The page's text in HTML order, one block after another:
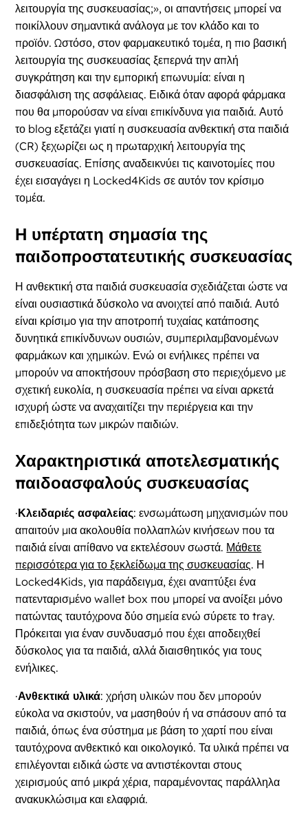
λειτουργία της συσκευασίας;», οι απαντήσεις μπορεί να
ποικίλλουν σημαντικά ανάλογα με τον κλάδο και το
προϊόν. Ωστόσο, στον φαρμακευτικό τομέα, η πιο βασική
λειτουργία της συσκευασίας ξεπερνά την απλή
συγκράτηση και την εμπορική επωνυμία: είναι η
διασφάλιση της ασφάλειας. Ειδικά όταν αφορά φάρμακα
που θα μπορούσαν να είναι επικίνδυνα για παιδιά. Αυτό
το blog εξετάζει γιατί η συσκευασία ανθεκτική στα παιδιά
(CR) ξεχωρίζει ως η πρωταρχική λειτουργία της
συσκευασίας. Επίσης αναδεικνύει τις καινοτομίες που
έχει εισαγάγει η Locked4Kids σε αυτόν τον κρίσιμο
τομέα.
Η υπέρτατη σημασία της
παιδοπροστατευτικής συσκευασίας
Η ανθεκτική στα παιδιά συσκευασία σχεδιάζεται ώστε να
είναι ουσιαστικά δύσκολο να ανοιχτεί από παιδιά. Αυτό
είναι κρίσιμο για την αποτροπή τυχαίας κατάποσης
δυνητικά επικίνδυνων ουσιών, συμπεριλαμβανομένων
φαρμάκων και χημικών. Ενώ οι ενήλικες πρέπει να
μπορούν να αποκτήσουν πρόσβαση στο περιεχόμενο με
σχετική ευκολία, η συσκευασία πρέπει να είναι αρκετά
ισχυρή ώστε να αναχαιτίζει την περιέργεια και την
επιδεξιότητα των μικρών παιδιών.
Χαρακτηριστικά αποτελεσματικής
παιδοασφαλούς συσκευασίας
·Κλειδαριές ασφαλείας: ενσωμάτωση μηχανισμών που
απαιτούν μια ακολουθία πολλαπλών κινήσεων που τα
παιδιά είναι απίθανο να εκτελέσουν σωστά. Μάθετε
περισσότερα για το ξεκλείδωμα της συσκευασίας. Η
Locked4Kids, για παράδειγμα, έχει αναπτύξει ένα
πατενταρισμένο wallet box που μπορεί να ανοίξει μόνο
πατώντας ταυτόχρονα δύο σημεία ενώ σύρετε το tray.
Πρόκειται για έναν συνδυασμό που έχει αποδειχθεί
δύσκολος για τα παιδιά, αλλά διαισθητικός για τους
ενήλικες.
·Ανθεκτικά υλικά: χρήση υλικών που δεν μπορούν
εύκολα να σκιστούν, να μασηθούν ή να σπάσουν από τα
παιδιά, όπως ένα σύστημα με βάση το χαρτί που είναι
ταυτόχρονα ανθεκτικό και οικολογικό. Τα υλικά πρέπει να
επιλέγονται ειδικά ώστε να αντιστέκονται στους
χειρισμούς από μικρά χέρια, παραμένοντας παράλληλα
ανακυκλώσιμα και ελαφριά.